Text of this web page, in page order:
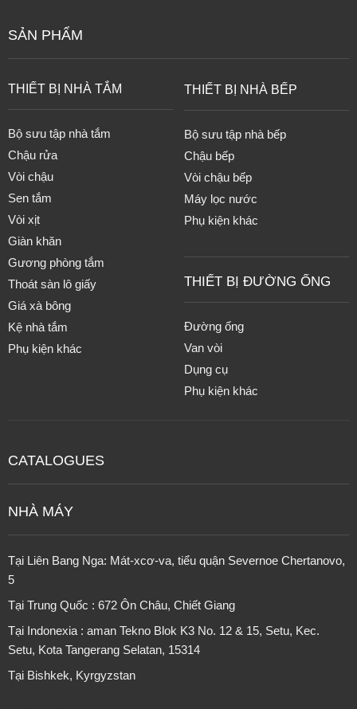
SẢN PHẨM
THIẾT BỊ NHÀ TẮM
Bộ sưu tập nhà tắm
Chậu rửa
Vòi chậu
Sen tắm
Vòi xịt
Giàn khăn
Gương phòng tắm
Thoát sàn lô giấy
Giá xà bông
Kệ nhà tắm
Phụ kiện khác
THIẾT BỊ NHÀ BẾP
Bộ sưu tập nhà bếp
Chậu bếp
Vòi chậu bếp
Máy lọc nước
Phụ kiện khác
THIẾT BỊ ĐƯỜNG ỐNG
Đường ống
Van vòi
Dụng cụ
Phụ kiện khác
CATALOGUES
NHÀ MÁY
Tại Liên Bang Nga: Mát-xcơ-va, tiểu quận Severnoe Chertanovo,
5
Tại Trung Quốc : 672 Ôn Châu, Chiết Giang
Tại Indonexia : aman Tekno Blok K3 No. 12 & 15, Setu, Kec.
Setu, Kota Tangerang Selatan, 15314
Tại Bishkek, Kyrgyzstan